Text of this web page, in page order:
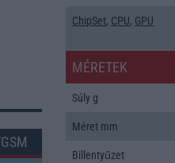
ChipSet, CPU, GPU
MÉRETEK
Súly g
Méret mm
Billentyűzet